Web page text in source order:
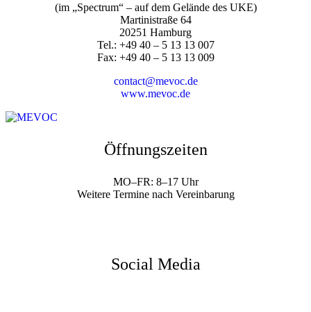
(im „Spectrum“ – auf dem Gelände des UKE)
Martinistraße 64
20251 Hamburg
Tel.: +49 40 – 5 13 13 007
Fax: +49 40 – 5 13 13 009
contact@mevoc.de
www.mevoc.de
Öffnungszeiten
MO–FR: 8–17 Uhr
Weitere Termine nach Vereinbarung
Social Media